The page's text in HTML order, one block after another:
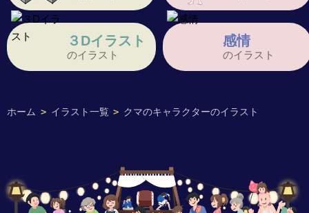
ホーム > イラスト一覧 > クマのキャラクターのイラスト
３Dイラスト
のイラスト
感情
のイラスト